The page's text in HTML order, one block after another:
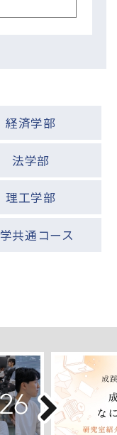
経済学部
法学部
理工学部
共通コース